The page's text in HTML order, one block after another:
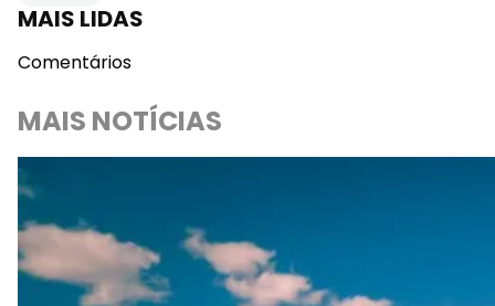
MAIS LIDAS
Comentários
MAIS NOTÍCIAS